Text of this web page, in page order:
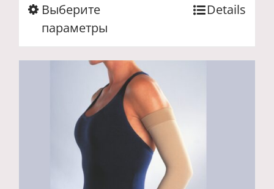
Выберите
параметры
вариаций.
Опции
можно
выбрать
на
странице
товара.
Details